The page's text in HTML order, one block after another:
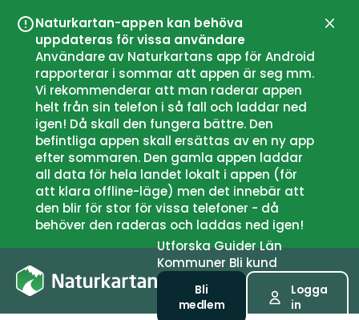
Naturkartan-appen kan behöva
uppdateras för vissa användare
Användare av Naturkartans app för Android
rapporterar i sommar att appen är seg mm.
Vi rekommenderar att man raderar appen
helt från sin telefon i så fall och laddar ned
igen! Då skall den fungera bättre. Den
befintliga appen skall ersättas av en ny app
efter sommaren. Den gamla appen laddar
all data för hela landet lokalt i appen (för
att klara offline-läge) men det innebär att
den blir för stor för vissa telefoner - då
behöver den raderas och laddas ned igen!
UtforskaGuiderLän
Kommuner Bli kund
Bli
medlem
Logga
in